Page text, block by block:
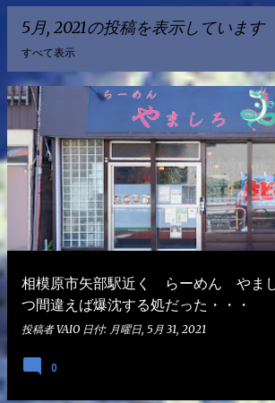
5月, 2021の投稿を表示しています
すべて表示
稿
相模原市矢部駅近く らーめん やま
つ間違えば爆沈する処だった・・・
投稿者VAIO 日付: 月曜日, 5月 31, 2021
0